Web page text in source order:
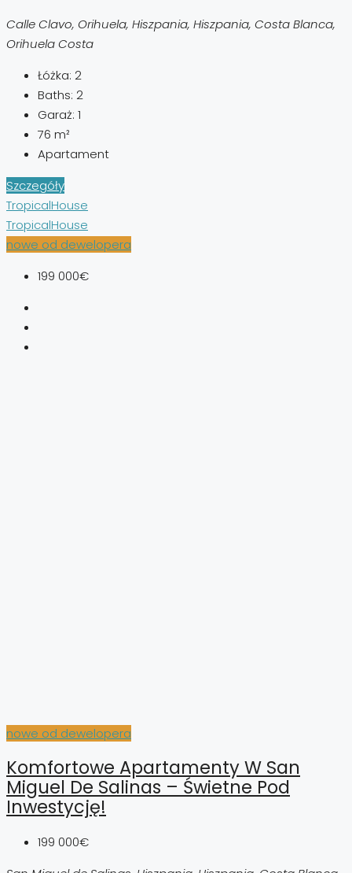
Calle Clavo, Orihuela, Hiszpania, Hiszpania, Costa Blanca,
Orihuela Costa
Łóżka: 2
Baths: 2
Garaż: 1
76 m²
Apartament
Szczegóły
TropicalHouse
TropicalHouse
nowe od dewelopera
199 000€
nowe od dewelopera
Komfortowe Apartamenty W San
Miguel De Salinas – Świetne Pod
Inwestycję!
199 000€